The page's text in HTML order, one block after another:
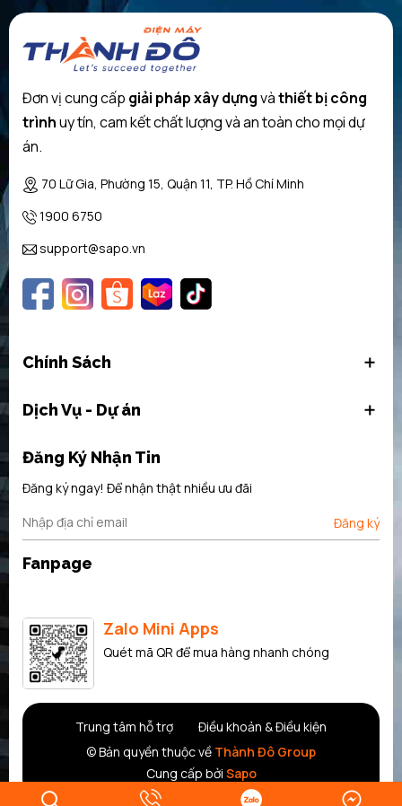
Đơn vị cung cấp giải pháp xây dựngvàthiết bị công
trìnhuy tín, cam kết chất lượng và an toàn cho mọi dự
án.
70 Lữ Gia, Phường 15, Quận 11, TP. Hồ Chí Minh
1900 6750
support@sapo.vn
Chính Sách
Dịch Vụ - Dự án
Đăng Ký Nhận Tin
Đăng ký ngay! Để nhận thật nhiều ưu đãi
Đăng ký
Fanpage
Zalo Mini Apps
Quét mã QR để mua hàng nhanh chóng
Trung tâm hỗ trợ
Điều khoản & Điều kiện
© Bản quyền thuộc về Thành Đô Group
Cung cấp bởi Sapo